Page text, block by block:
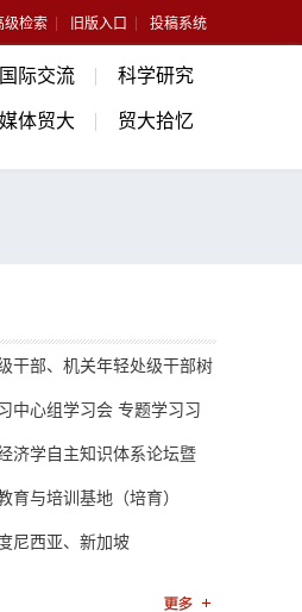
级检索 旧版入口 投稿系统
国际交流 科学研究
媒体贸大 贸大拾忆
干部、机关年轻处级干部树
题培训班
中心组学习会 专题学习习
学社会科学高质量发展的重
济学自主知识体系论坛暨
教学研讨会
育与培训基地（培育）
尼西亚、新加坡